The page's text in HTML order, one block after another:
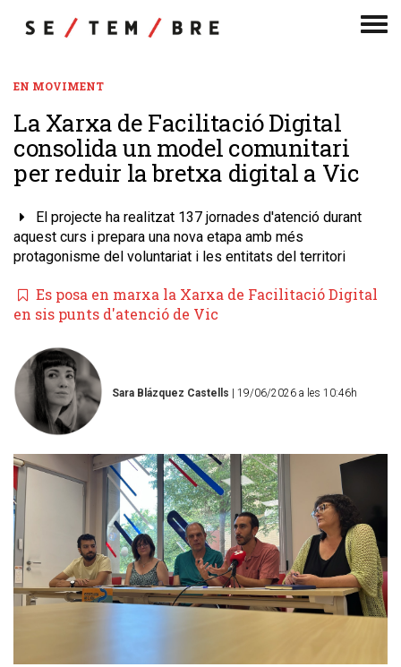
EN MOVIMENT
La Xarxa de Facilitació Digital
consolida un model comunitari
per reduir la bretxa digital a Vic
El projecte ha realitzat 137 jornades d'atenció durant
aquest curs i prepara una nova etapa amb més
protagonisme del voluntariat i les entitats del territori
Es posa en marxa la Xarxa de Facilitació Digital
en sis punts d'atenció de Vic
Sara Blázquez Castells | 19/06/2026 a les 10:46h